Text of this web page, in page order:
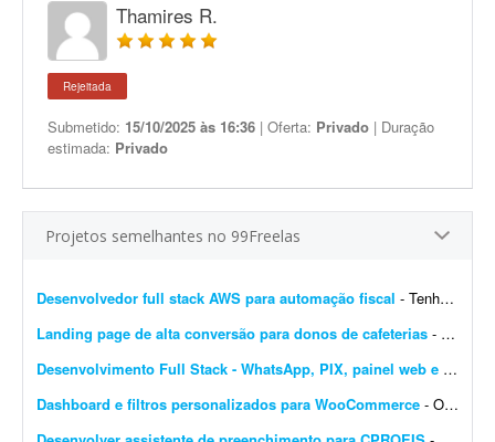
Thamires R.
Rejeitada
Submetido: 15/10/2025 às 16:36 | Oferta: Privado | Duração
estimada: Privado
Projetos semelhantes no 99Freelas
Desenvolvedor full stack AWS para automação fiscal - Tenho uma plataforma de automação fiscal rodando em AWS - ela pega os dados do sistema do cliente, calcula os impostos e emite a nota fiscal automaticamente. Preciso de alguém...
Landing page de alta conversão para donos de cafeterias - Sou gestor de tráfego especializado em cafeterias e cafés e preciso de uma landing page de alta conversão para captar leads (donos de cafeterias) que chegam pelos meus an&uacut...
Desenvolvimento Full Stack - WhatsApp, PIX, painel web e automação
Dashboard e filtros personalizados para WooCommerce - Olá pessoal, Preciso transformar o dashboard padrão do WooCommerce em um painel diferenciado para clientes e vendedores; procuro solução via plugin ou via código...